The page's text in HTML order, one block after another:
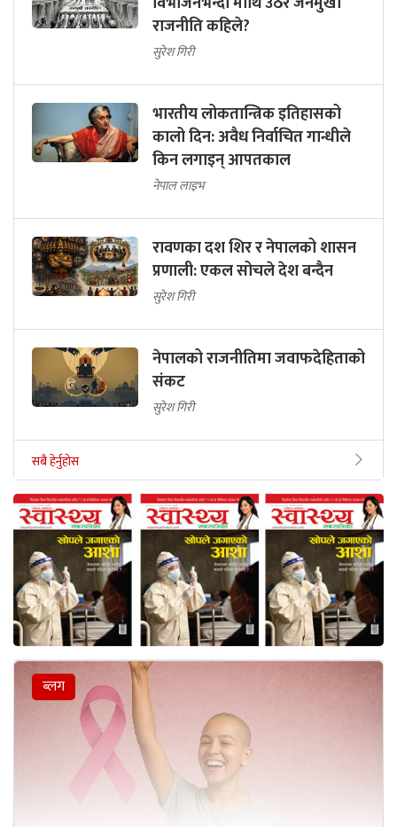
राजनीति कहिले?
सुरेश गिरी
भारतीय लोकतान्त्रिक इतिहासको
कालो दिन: अवैध निर्वाचित गान्धीले
किन लगाइन् आपतकाल
नेपाल लाइभ
रावणका दश शिर र नेपालको शासन
प्रणाली: एकल सोचले देश बन्दैन
सुरेश गिरी
नेपालको राजनीतिमा जवाफदेहिताको
संकट
सुरेश गिरी
सबै हेर्नुहोस
ब्लग